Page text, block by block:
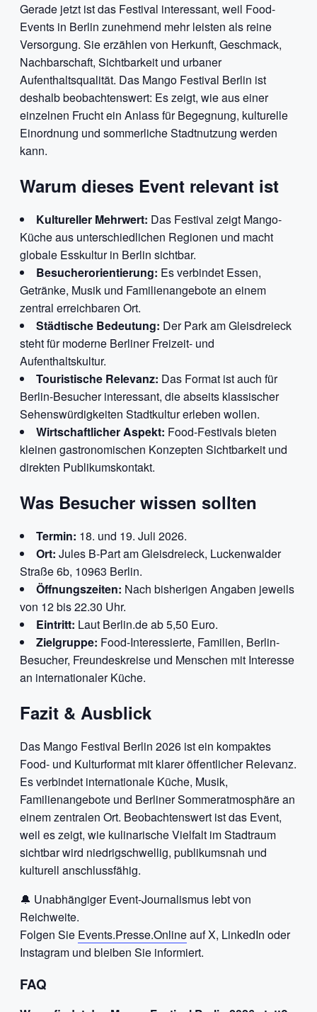
Gerade jetzt ist das Festival interessant, weil Food-
Events in Berlin zunehmend mehr leisten als reine
Versorgung. Sie erzählen von Herkunft, Geschmack,
Nachbarschaft, Sichtbarkeit und urbaner
Aufenthaltsqualität. Das Mango Festival Berlin ist
deshalb beobachtenswert: Es zeigt, wie aus einer
einzelnen Frucht ein Anlass für Begegnung, kulturelle
Einordnung und sommerliche Stadtnutzung werden
kann.
Warum dieses Event relevant ist
Kultureller Mehrwert: Das Festival zeigt Mango-
Küche aus unterschiedlichen Regionen und macht
globale Esskultur in Berlin sichtbar.
Besucherorientierung: Es verbindet Essen,
Getränke, Musik und Familienangebote an einem
zentral erreichbaren Ort.
Städtische Bedeutung: Der Park am Gleisdreieck
steht für moderne Berliner Freizeit- und
Aufenthaltskultur.
Touristische Relevanz: Das Format ist auch für
Berlin-Besucher interessant, die abseits klassischer
Sehenswürdigkeiten Stadtkultur erleben wollen.
Wirtschaftlicher Aspekt: Food-Festivals bieten
kleinen gastronomischen Konzepten Sichtbarkeit und
direkten Publikumskontakt.
Was Besucher wissen sollten
Termin: 18. und 19. Juli 2026.
Ort: Jules B-Part am Gleisdreieck, Luckenwalder
Straße 6b, 10963 Berlin.
Öffnungszeiten: Nach bisherigen Angaben jeweils
von 12 bis 22.30 Uhr.
Eintritt: Laut Berlin.de ab 5,50 Euro.
Zielgruppe: Food-Interessierte, Familien, Berlin-
Besucher, Freundeskreise und Menschen mit Interesse
an internationaler Küche.
Fazit & Ausblick
Das Mango Festival Berlin 2026 ist ein kompaktes
Food- und Kulturformat mit klarer öffentlicher Relevanz.
Es verbindet internationale Küche, Musik,
Familienangebote und Berliner Sommeratmosphäre an
einem zentralen Ort. Beobachtenswert ist das Event,
weil es zeigt, wie kulinarische Vielfalt im Stadtraum
sichtbar wird niedrigschwellig, publikumsnah und
kulturell anschlussfähig.
🔔 Unabhängiger Event-Journalismus lebt von
Reichweite.
Folgen Sie Events.Presse.Onlineauf X, LinkedIn oder
Instagram und bleiben Sie informiert.
FAQ